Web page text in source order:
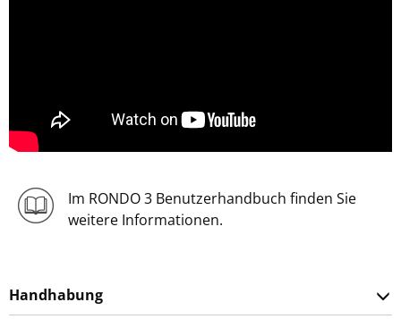
Im RONDO 3 Benutzerhandbuch finden Sie
weitere Informationen.
Handhabung